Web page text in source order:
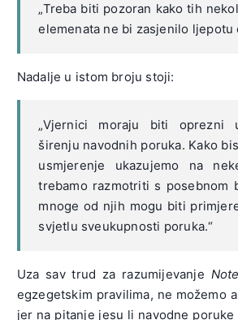
„Treba biti pozoran kako tih
elemenata ne bi zasjenilo ljepotu
Nadalje u istom broju stoji:
„Vjernici moraju biti oprezni
širenju navodnih poruka. Kako
usmjerenje ukazujemo na
trebamo razmotriti s posebnom
mnoge od njih mogu biti
svjetlu sveukupnosti poruka.“
Uza sav trud za razumijevanje Note
egzegetskim pravilima, ne možemo
jer na pitanje jesu li navodne